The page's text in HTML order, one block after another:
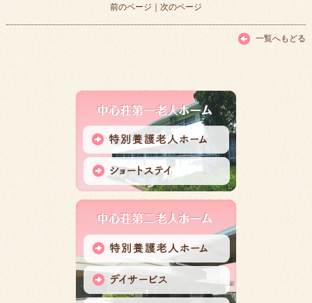
前のページ ｜ 次のページ
一覧へもどる